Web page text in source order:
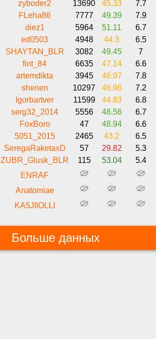
zyboder2 13690 45.33
7.7
FLeha86 7777 49.39
7.9
diez1 5964 51.11
6.7
ed0503 4948 44.3
6.5
SHAYTAN_BLR 3082 49.45
7
fint_84 6635 47.14
6.6
artemdikta 3945 46.97
7.8
shenen 10297 46.96
7.2
Igorbartver 11599 44.83
6.8
serg32_2014 5556 48.56
6.7
FoxBoro 47 48.94
6.6
5051_2015 2465 43.2
6.5
SeregaRaketaxD 57 29.82
5.3
ZUBR_Glusk_BLR 115 53.04
5.4
ENRAF
Anatomiae
KA5JIIOLLI
Больше данных